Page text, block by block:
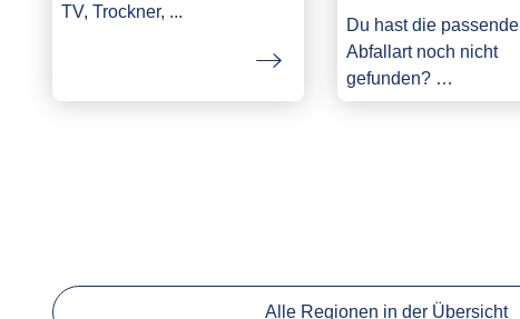
TV, Trockner, ...
Du hast die passende
Abfallart noch nicht
gefunden? …
Alle Regionen in der Übersicht